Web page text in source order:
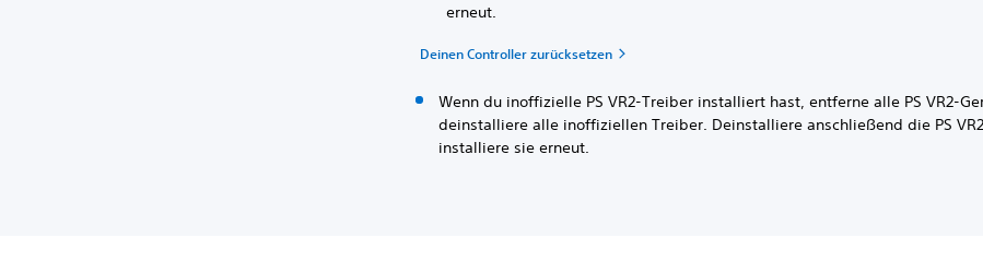
erneut.
Deinen Controller zurücksetzen
Wenn du inoffizielle PS VR2-Treiber installiert hast, entferne alle PS VR2-
deinstalliere alle inoffiziellen Treiber. Deinstalliere anschließend die PS
installiere sie erneut.